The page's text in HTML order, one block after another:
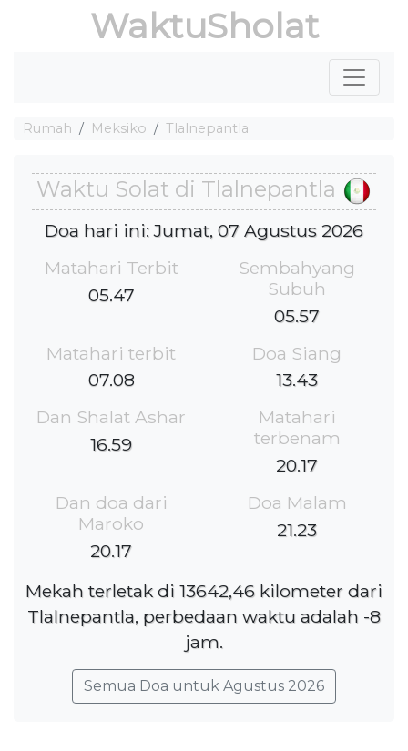
WaktuSholat
Rumah Meksiko Tlalnepantla
Waktu Solat di Tlalnepantla
Doa hari ini: Jumat, 07 Agustus 2026
Matahari Terbit
05.47
Sembahyang
Subuh
05.57
Matahari terbit
07.08
Doa Siang
13.43
Dan Shalat Ashar
16.59
Matahari
terbenam
20.17
Dan doa dari
Maroko
20.17
Doa Malam
21.23
Mekah terletak di 13642,46 kilometer dari
Tlalnepantla, perbedaan waktu adalah -8
jam.
Semua Doa untuk Agustus 2026